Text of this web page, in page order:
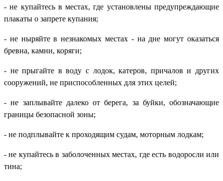
- не купайтесь в местах, где установлены предупреждающие
плакаты о запрете купания;
- не ныряйте в незнакомых местах - на дне могут оказаться
бревна, камни, коряги;
- не прыгайте в воду с лодок, катеров, причалов и других
сооружений, не приспособленных для этих целей;
- не заплывайте далеко от берега, за буйки, обозначающие
границы безопасной зоны;
- не подплывайте к проходящим судам, моторным лодкам;
- не купайтесь в заболоченных местах, где есть водоросли или
тина;